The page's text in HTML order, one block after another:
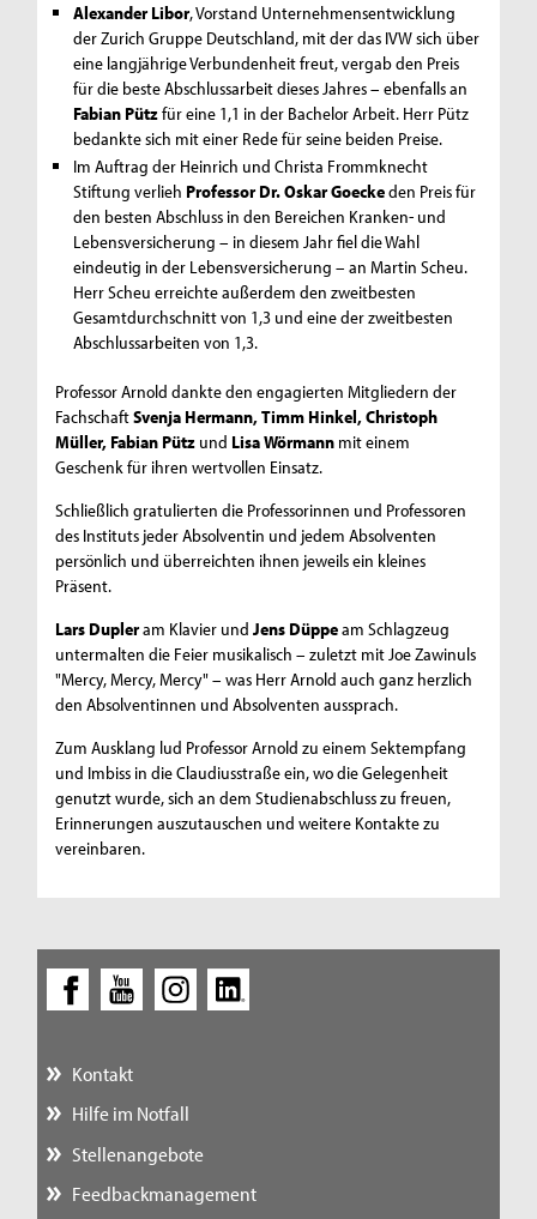
Alexander Libor, Vorstand Unternehmensentwicklung
der Zurich Gruppe Deutschland, mit der das IVW sich über
eine langjährige Verbundenheit freut, vergab den Preis
für die beste Abschlussarbeit dieses Jahres – ebenfalls an
Fabian Pützfür eine 1,1 in der Bachelor Arbeit. Herr Pütz
bedankte sich mit einer Rede für seine beiden Preise.
Im Auftrag der Heinrich und Christa Frommknecht
Stiftung verlieh Professor Dr. Oskar Goeckeden Preis für
den besten Abschluss in den Bereichen Kranken- und
Lebensversicherung – in diesem Jahr fiel die Wahl
eindeutig in der Lebensversicherung – an Martin Scheu.
Herr Scheu erreichte außerdem den zweitbesten
Gesamtdurchschnitt von 1,3 und eine der zweitbesten
Abschlussarbeiten von 1,3.
Professor Arnold dankte den engagierten Mitgliedern der
FachschaftSvenja Hermann, Timm Hinkel, Christoph
Müller, Fabian Pütz und Lisa Wörmann mit einem
Geschenk für ihren wertvollen Einsatz.
Schließlich gratulierten die Professorinnen und Professoren
des Instituts jeder Absolventin und jedem Absolventen
persönlich und überreichten ihnen jeweils ein kleines
Präsent.
Lars Dupleram Klavier undJens Düppeam Schlagzeug
untermalten die Feier musikalisch – zuletzt mit Joe Zawinuls
"Mercy, Mercy, Mercy" – was Herr Arnold auch ganz herzlich
den Absolventinnen und Absolventen aussprach.
Zum Ausklang lud Professor Arnold zu einem Sektempfang
und Imbiss in die Claudiusstraße ein, wo die Gelegenheit
genutzt wurde, sich an dem Studienabschluss zu freuen,
Erinnerungen auszutauschen und weitere Kontakte zu
vereinbaren.
Kontakt
Hilfe im Notfall
Stellenangebote
Feedbackmanagement